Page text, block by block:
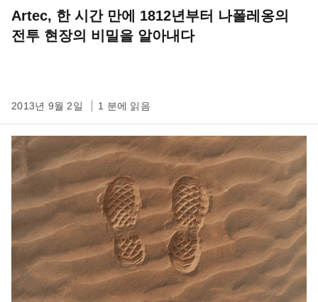
Artec, 한 시간 만에 1812년부터 나폴레옹의
전투 현장의 비밀을 알아내다
2013년 9월 2일 1 분에 읽음